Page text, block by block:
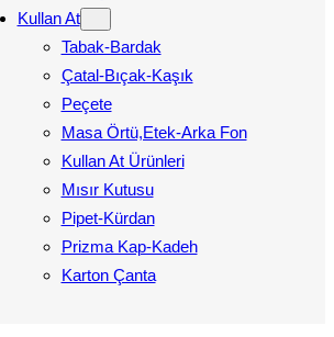
Kullan At
Tabak-Bardak
Çatal-Bıçak-Kaşık
Peçete
Masa Örtü,Etek-Arka Fon
Kullan At Ürünleri
Mısır Kutusu
Pipet-Kürdan
Prizma Kap-Kadeh
Karton Çanta